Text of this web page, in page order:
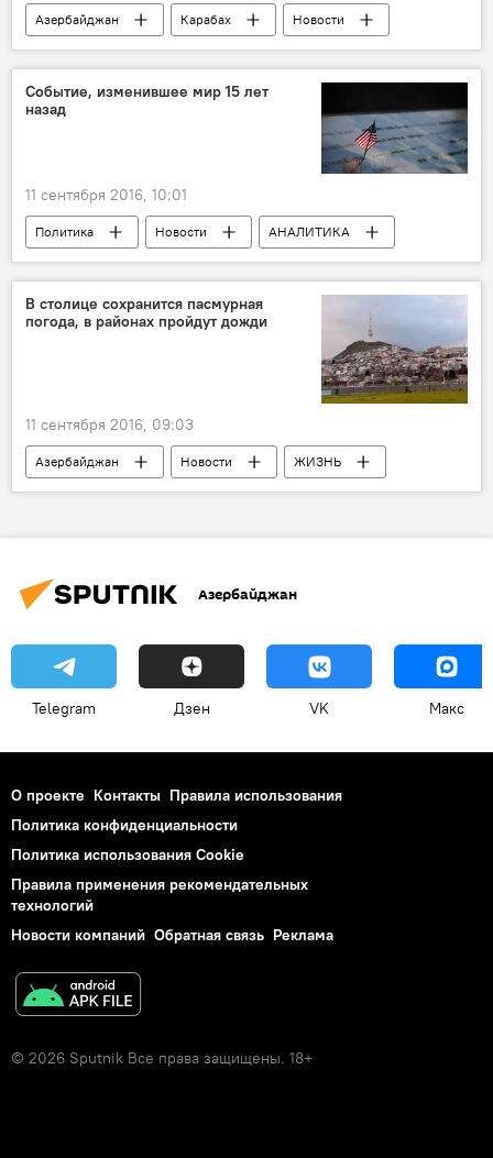
Азербайджан Карабах
Новости
Министерство обороны АР
Обстрел
Режим прекращения огня
Крупнокалиберные пулеметы
Событие, изменившее мир 15 лет
назад
11 сентября 2016, 10:01
Политика Новости
АНАЛИТИКА
Новости мира
ЖИЗНЬ
США
Абдул Нагиев
9/11
В столице сохранится пасмурная
погода, в районах пройдут дожди
11 сентября 2016, 09:03
Азербайджан Новости
ЖИЗНЬ
Абшерон
Азербайджан
Telegram Дзен VK Макс
О проекте Контакты Правила использования
Политика конфиденциальности
Политика использования Cookie
Правила применения рекомендательных
технологий
Новости компаний Обратная связь Реклама
© 2026 Sputnik Все права защищены. 18+